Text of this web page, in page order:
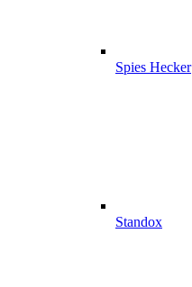
Spies Hecker
Standox